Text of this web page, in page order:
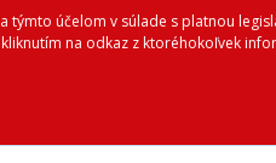
týmto účelom v súlade s platnou
na odkaz z ktoréhokoľvek